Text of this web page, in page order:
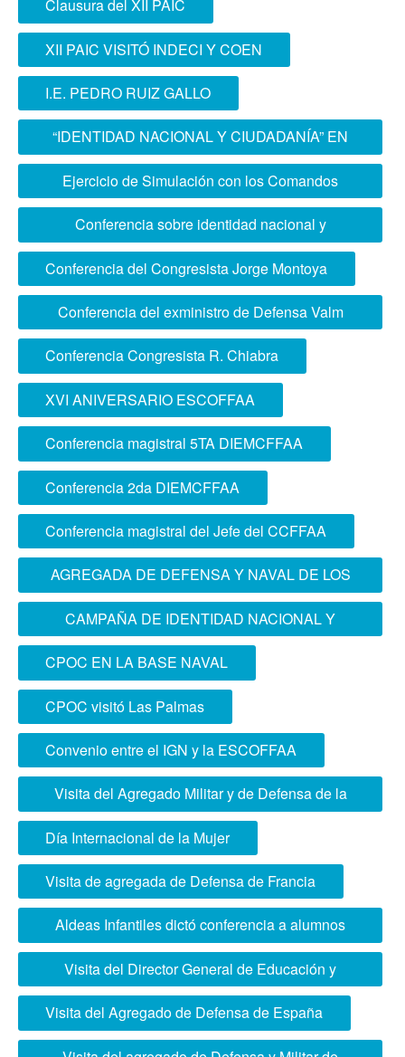
Clausura del XII PAIC
XII PAIC VISITÓ INDECI Y COEN
I.E. PEDRO RUIZ GALLO
“IDENTIDAD NACIONAL Y CIUDADANÍA” EN
I.E. SILVA DE OCHOA
Ejercicio de Simulación con los Comandos
Operacionales del Norte y Sur
Conferencia sobre identidad nacional y
ciudadanía en IE QUIÑONEZ de La Molina
Conferencia del Congresista Jorge Montoya
Conferencia del exministro de Defensa Valm
Jorge Moscoso
Conferencia Congresista R. Chiabra
XVI ANIVERSARIO ESCOFFAA
Conferencia magistral 5TA DIEMCFFAA
Conferencia 2da DIEMCFFAA
Conferencia magistral del Jefe del CCFFAA
AGREGADA DE DEFENSA Y NAVAL DE LOS
ESTADOS UNIDOS DE AMÉRICA VISITÓ LA
ESCOFFAA
CAMPAÑA DE IDENTIDAD NACIONAL Y
CIUDADANÍA EN COLEGIO SOYER
CPOC EN LA BASE NAVAL
CPOC visitó Las Palmas
Convenio entre el IGN y la ESCOFFAA
Visita del Agregado Militar y de Defensa de la
República Argentina
Día Internacional de la Mujer
Visita de agregada de Defensa de Francia
Aldeas Infantiles dictó conferencia a alumnos
ESCOFFAA
Visita del Director General de Educación y
Doctrina del Ministerio de Defensa
Visita del Agregado de Defensa de España